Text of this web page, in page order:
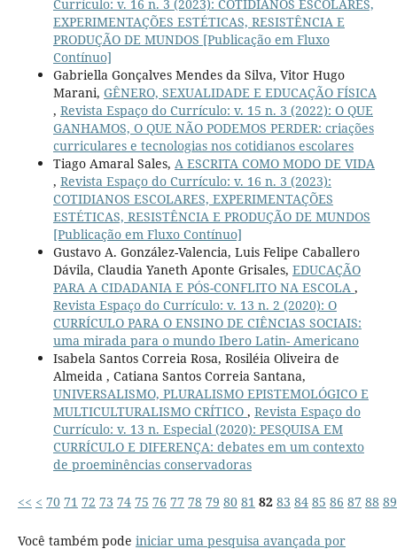
Currículo: v. 16 n. 3 (2023): COTIDIANOS ESCOLARES,
EXPERIMENTAÇÕES ESTÉTICAS, RESISTÊNCIA E
PRODUÇÃO DE MUNDOS [Publicação em Fluxo
Contínuo]
Gabriella Gonçalves Mendes da Silva, Vitor Hugo
Marani, GÊNERO, SEXUALIDADE E EDUCAÇÃO FÍSICA
, Revista Espaço do Currículo: v. 15 n. 3 (2022): O QUE
GANHAMOS, O QUE NÃO PODEMOS PERDER: criações
curriculares e tecnologias nos cotidianos escolares
Tiago Amaral Sales, A ESCRITA COMO MODO DE VIDA
, Revista Espaço do Currículo: v. 16 n. 3 (2023):
COTIDIANOS ESCOLARES, EXPERIMENTAÇÕES
ESTÉTICAS, RESISTÊNCIA E PRODUÇÃO DE MUNDOS
[Publicação em Fluxo Contínuo]
Gustavo A. González-Valencia, Luis Felipe Caballero
Dávila, Claudia Yaneth Aponte Grisales, EDUCAÇÃO
PARA A CIDADANIA E PÓS-CONFLITO NA ESCOLA ,
Revista Espaço do Currículo: v. 13 n. 2 (2020): O
CURRÍCULO PARA O ENSINO DE CIÊNCIAS SOCIAIS:
uma mirada para o mundo Ibero Latin- Americano
Isabela Santos Correia Rosa, Rosiléia Oliveira de
Almeida , Catiana Santos Correia Santana,
UNIVERSALISMO, PLURALISMO EPISTEMOLÓGICO E
MULTICULTURALISMO CRÍTICO , Revista Espaço do
Currículo: v. 13 n. Especial (2020): PESQUISA EM
CURRÍCULO E DIFERENÇA: debates em um contexto
de proeminências conservadoras
<< < 70 71 72 73 74 75 76 77 78 79 80 81 82 83 84 85 86 87 88 89
Você também pode iniciar uma pesquisa avançada por